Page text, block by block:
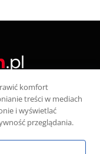
komfort
treści w mediach
i wyświetlać
przeglądania.